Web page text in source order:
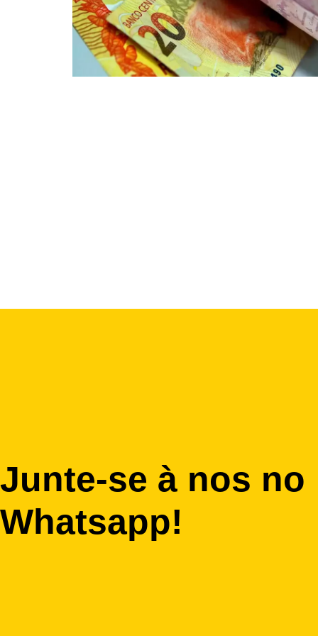
Junte-se à nos no
Whatsapp!